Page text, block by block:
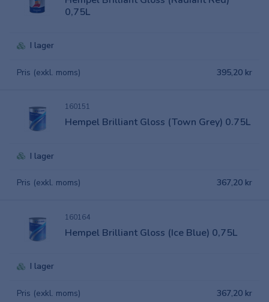
0,75L
I lager
Pris (exkl. moms) 395,20 kr
160151
Hempel Brilliant Gloss (Town Grey) 0.75L
I lager
Pris (exkl. moms) 367,20 kr
160164
Hempel Brilliant Gloss (Ice Blue) 0,75L
I lager
Pris (exkl. moms) 367,20 kr